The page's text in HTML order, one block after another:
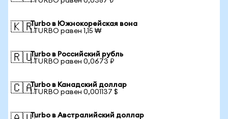
🇰🇷Turbo в Южнокорейская вона
1 TURBO равен 1,15 ₩
🇷🇺Turbo в Российский рубль
1 TURBO равен 0,0673 ₽
🇨🇦Turbo в Канадский доллар
1 TURBO равен 0,001137 $
Turbo в Австралийский доллар